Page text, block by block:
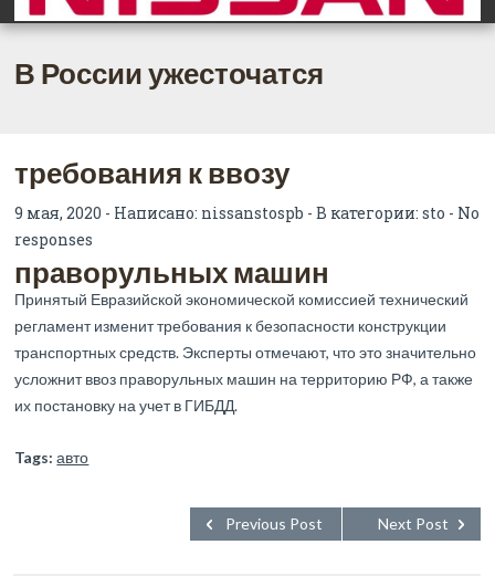
В России ужесточатся
требования к ввозу
праворульных машин
9 мая, 2020 - Написано: nissanstospb - В категории:sto - No
responses
Принятый Евразийской экономической комиссией технический
регламент изменит требования к безопасности конструкции
транспортных средств. Эксперты отмечают, что это значительно
усложнит ввоз праворульных машин на территорию РФ, а также
их постановку на учет в ГИБДД.
Tags: авто
Next Post
Previous Post